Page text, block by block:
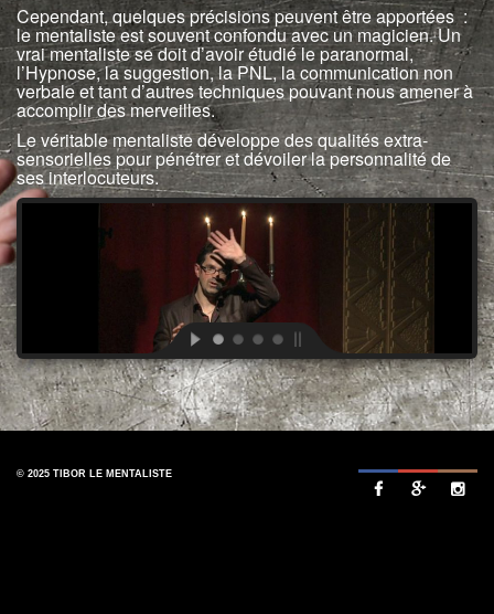
Cependant, quelques précisions peuvent être apportées :
le mentaliste est souvent confondu avec un magicien. Un
vrai mentaliste se doit d’avoir étudié le paranormal,
l’Hypnose, la suggestion, la PNL, la communication non
verbale et tant d’autres techniques pouvant nous amener à
accomplir des merveilles.
Le véritable mentaliste développe des qualités extra-
sensorielles pour pénétrer et dévoiler la personnalité de
ses interlocuteurs.
© 2025 TIBOR LE MENTALISTE
  